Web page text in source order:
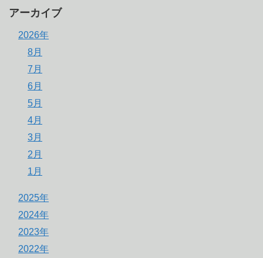
アーカイブ
2026年
8月
7月
6月
5月
4月
3月
2月
1月
2025年
2024年
2023年
2022年